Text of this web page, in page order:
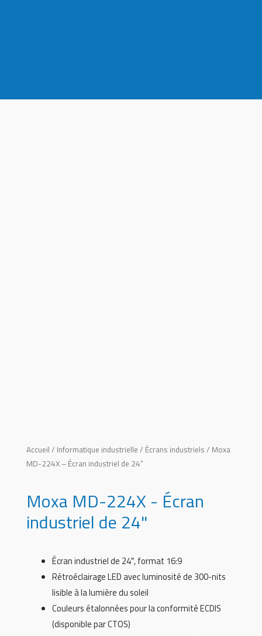
Accueil / Informatique industrielle / Écrans industriels / Moxa
MD-224X – Écran industriel de 24″
Moxa MD-224X - Écran
industriel de 24"
Écran industriel de 24″, format 16:9
Rétroéclairage LED avec luminosité de 300-nits
lisible à la lumière du soleil
Couleurs étalonnées pour la conformité ECDIS
(disponible par CTOS)